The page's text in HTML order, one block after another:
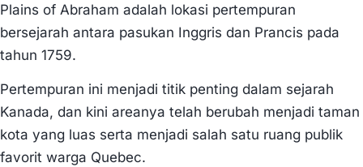
Plains of Abraham adalah lokasi pertempuran
bersejarah antara pasukan Inggris dan Prancis pada
tahun 1759.
Pertempuran ini menjadi titik penting dalam sejarah
Kanada, dan kini areanya telah berubah menjadi taman
kota yang luas serta menjadi salah satu ruang publik
favorit warga Quebec.